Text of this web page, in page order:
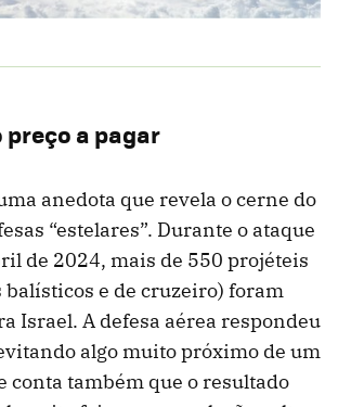
preço a pagar
anedota que revela o cerne do
“estelares”. Durante o ataque
de 2024, mais de 550 projéteis
e de cruzeiro) foram
Israel. A defesa aérea respondeu
algo muito próximo de um
conta também que o resultado